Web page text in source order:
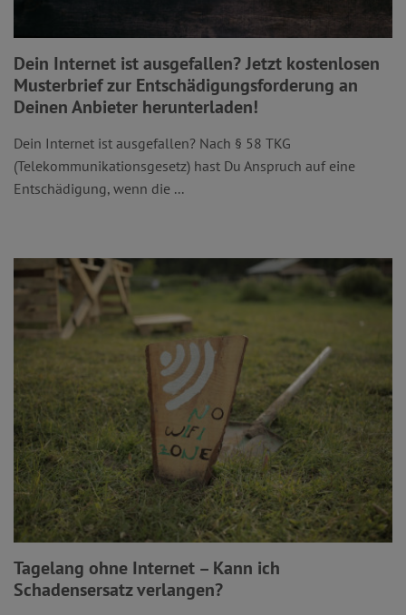
Dein Internet ist ausgefallen? Jetzt kostenlosen
Musterbrief zur Entschädigungsforderung an
Deinen Anbieter herunterladen!
Dein Internet ist ausgefallen? Nach § 58 TKG
(Telekommunikationsgesetz) hast Du Anspruch auf eine
Entschädigung, wenn die ...
Tagelang ohne Internet – Kann ich
Schadensersatz verlangen?